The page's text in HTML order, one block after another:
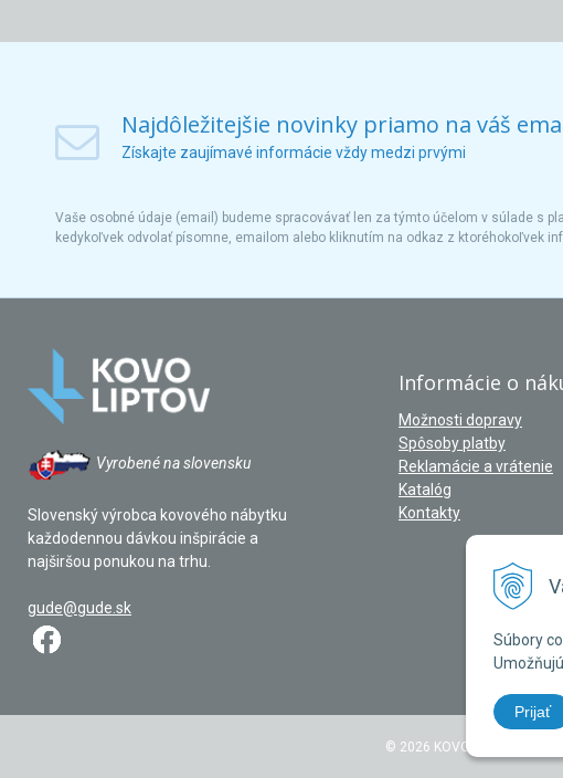
Súbory
Prijať
Najdôležitejšie novinky priamo na váš
Získajte zaujímavé informácie vždy medzi prvými
Vaše osobné údaje (email) budeme spracovávať len za týmto účelom v súlade s
kedykoľvek odvolať písomne, emailom alebo kliknutím na odkaz z ktoréhokoľvek
Vyrobené na slovensku
Slovenský výrobca kovového nábytku
každodennou dávkou inšpirácie a
najširšou ponukou na trhu.
gude@gude.sk
Informácie o
Možnosti dopravy
Spôsoby platby
Reklamácie a vrátenie
Katalóg
Kontakty
© 2026 KOVOLIPTOV |